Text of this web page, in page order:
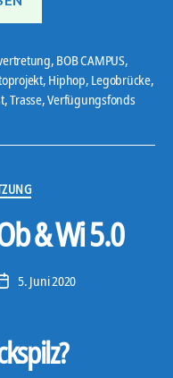
&
Wi
9.0“
, BOB CAMPUS,
, Hiphop, Legobrücke,
,Trasse,Verfügungsfonds
& Wi 5.0
Veröffentlichungsdatum
5. Juni 2020